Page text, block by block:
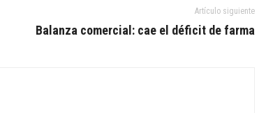
Artículo siguiente
Balanza comercial: cae el déficit de farma